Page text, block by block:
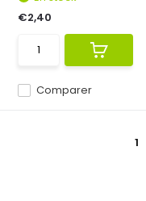
Comparer
€2,40
1